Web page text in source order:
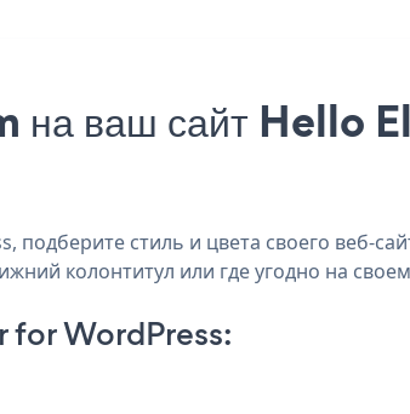
на ваш сайт Hello
стиль и цвета своего веб-
колонтитул или где угодно на
for WordPress: